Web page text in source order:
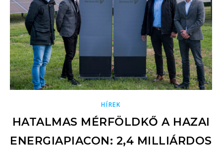
HÍREK
HATALMAS MÉRFÖLDKŐ A HAZAI
ENERGIAPIACON: 2,4 MILLIÁRDOS